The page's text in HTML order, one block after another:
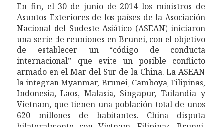
En fin, el 30 de junio de 2014 los ministros de
Asuntos Exteriores de los países de la Asociación
Nacional del Sudeste Asiático (ASEAN) iniciaron
una serie de reuniones en Brunei, con el objetivo
de establecer un “código de conducta
internacional” que evite un posible conflicto
armado en el Mar del Sur de la China. La ASEAN
la integran Myanmar, Brunei, Camboya, Filipinas,
Indonesia, Laos, Malasia, Singapur, Tailandia y
Vietnam, que tienen una población total de unos
620 millones de habitantes. China disputa